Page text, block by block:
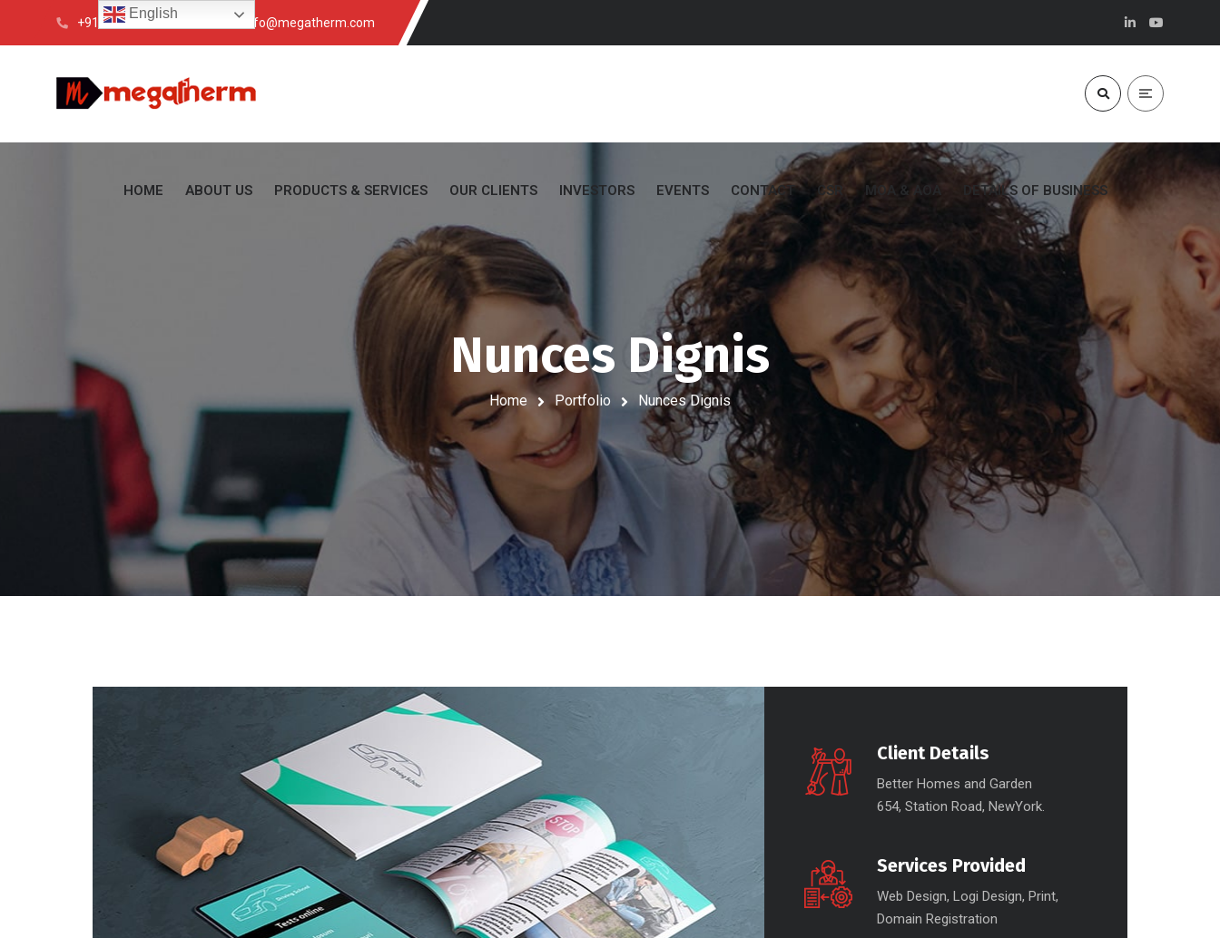
+91 033 4088 6200 info@megatherm.com
HOME ABOUT US PRODUCTS & SERVICES OUR CLIENTS INVESTORS EVENTS CONTACT CSR MOA & AOA DETAILS OF BUSINESS
Nunces Dignis
Home Portfolio Nunces Dignis
Client Details
Better Homes and Garden
654, Station Road, NewYork.
Services Provided
Web Design, Logi Design, Print,
Domain Registration
English